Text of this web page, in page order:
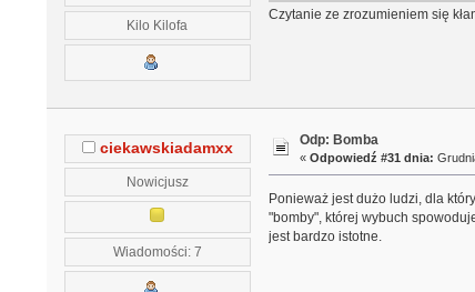
Kilo Kilofa
Czytanie ze zrozumieniem się
ciekawskiadamxx
Nowicjusz
Wiadomości: 7
Odp: Bomba
«Odpowiedź #31 dnia:
Ponieważ jest dużo ludzi, dla
"bomby", której wybuch
jest bardzo istotne.